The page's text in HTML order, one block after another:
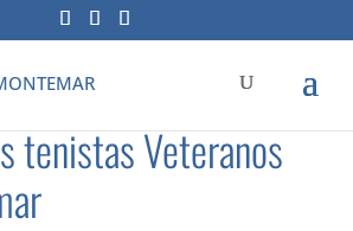
tenistas Veteranos